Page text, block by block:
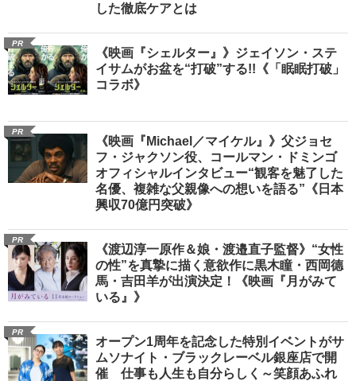
した徹底ケアとは
PR
《映画『シェルター』》ジェイソン・ステ
イサムがお盆を“打破”する!!《「眠眠打破」
コラボ》
PR
《映画『Michael／マイケル』》父ジョセ
フ・ジャクソン役、コールマン・ドミンゴ
オフィシャルインタビュー“観客を魅了した
名優、複雑な父親像への想いを語る”《日本
興収70億円突破》
PR
《渡辺淳一原作＆娘・渡邉直子監督》“女性
の性”を真摯に描く意欲作に黒木瞳・西岡德
馬・吉田羊が出演決定！《映画『月がみて
いる』》
PR
オープン1周年を記念した特別イベントがサ
ムソナイト・ブラックレーベル銀座店で開
催 仕事も人生も自分らしく～笑顔あふれ